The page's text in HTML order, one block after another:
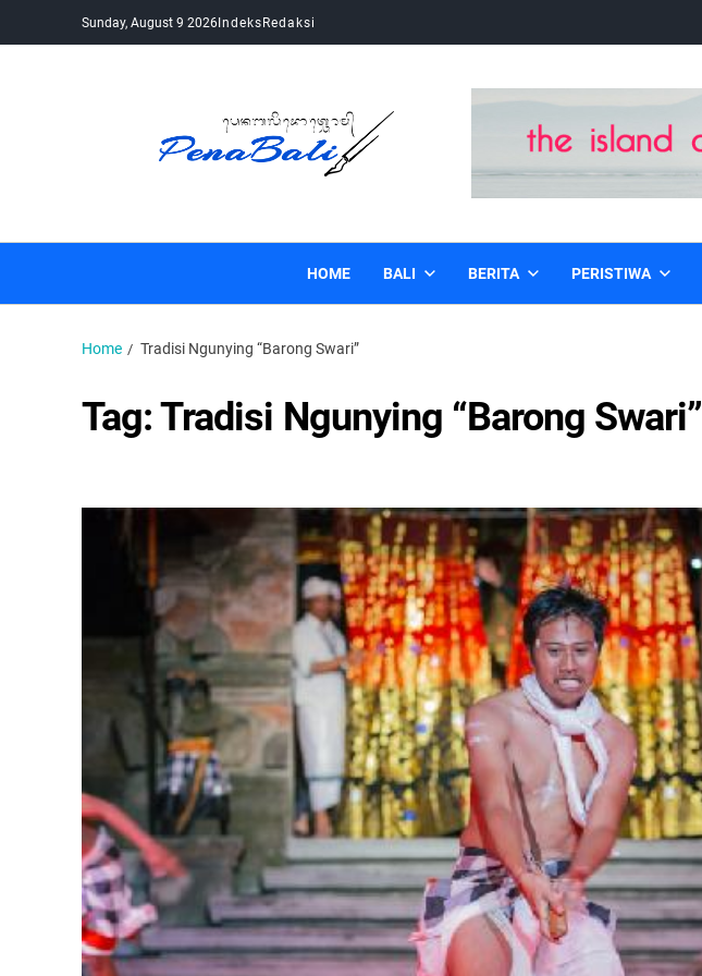
Sunday, August 9 2026IndeksRedaksi
HOME BALI BERITA PERISTIWA
Home Tradisi Ngunying “Barong Swari”
Tag:Tradisi Ngunying “Barong Swari”